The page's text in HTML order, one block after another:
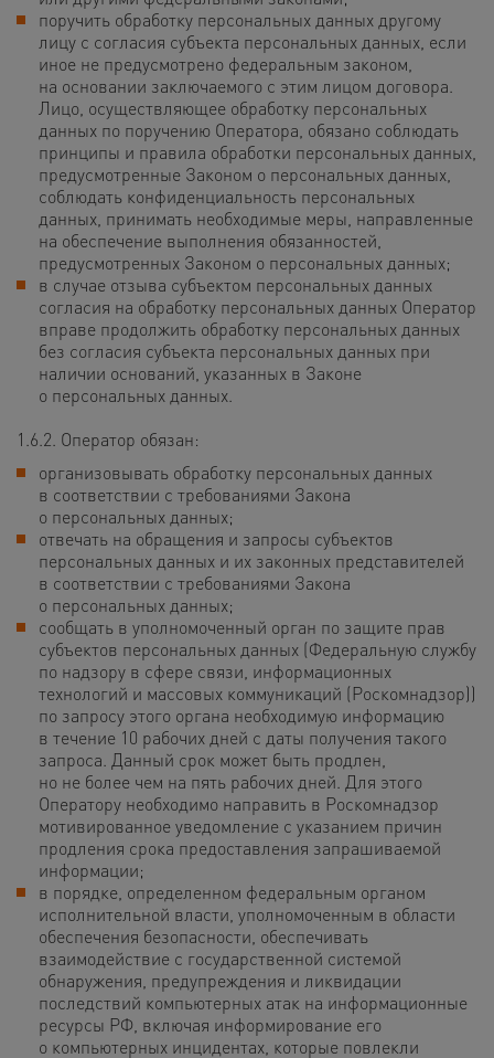
поручить обработку персональных данных другому
лицу с согласия субъекта персональных данных, если
иное не предусмотрено федеральным законом,
на основании заключаемого с этим лицом договора.
Лицо, осуществляющее обработку персональных
данных по поручению Оператора, обязано соблюдать
принципы и правила обработки персональных данных,
предусмотренные Законом о персональных данных,
соблюдать конфиденциальность персональных
данных, принимать необходимые меры, направленные
на обеспечение выполнения обязанностей,
предусмотренных Законом о персональных данных;
в случае отзыва субъектом персональных данных
согласия на обработку персональных данных Оператор
вправе продолжить обработку персональных данных
без согласия субъекта персональных данных при
наличии оснований, указанных в Законе
о персональных данных.
1.6.2. Оператор обязан:
организовывать обработку персональных данных
в соответствии с требованиями Закона
о персональных данных;
отвечать на обращения и запросы субъектов
персональных данных и их законных представителей
в соответствии с требованиями Закона
о персональных данных;
сообщать в уполномоченный орган по защите прав
субъектов персональных данных (Федеральную службу
по надзору в сфере связи, информационных
технологий и массовых коммуникаций (Роскомнадзор))
по запросу этого органа необходимую информацию
в течение 10 рабочих дней с даты получения такого
запроса. Данный срок может быть продлен,
но не более чем на пять рабочих дней. Для этого
Оператору необходимо направить в Роскомнадзор
мотивированное уведомление с указанием причин
продления срока предоставления запрашиваемой
информации;
в порядке, определенном федеральным органом
исполнительной власти, уполномоченным в области
обеспечения безопасности, обеспечивать
взаимодействие с государственной системой
обнаружения, предупреждения и ликвидации
последствий компьютерных атак на информационные
ресурсы РФ, включая информирование его
о компьютерных инцидентах, которые повлекли